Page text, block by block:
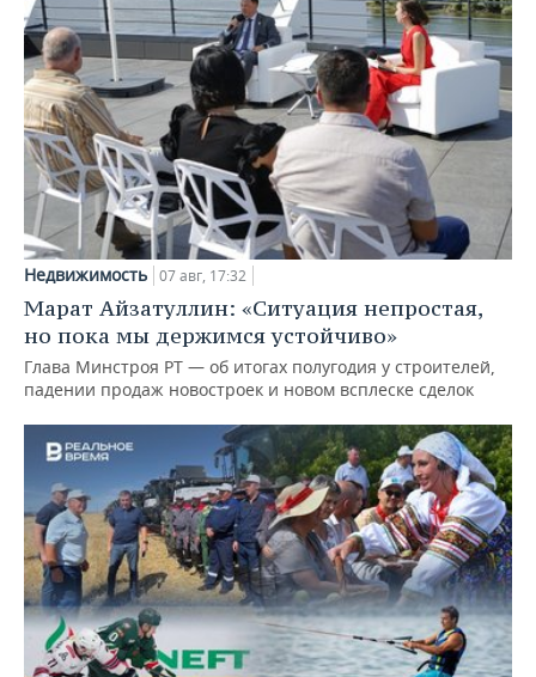
Недвижимость 07 авг, 17:32
Марат Айзатуллин: «Ситуация непростая,
но пока мы держимся устойчиво»
Глава Минстроя РТ — об итогах полугодия у строителей,
падении продаж новостроек и новом всплеске сделок